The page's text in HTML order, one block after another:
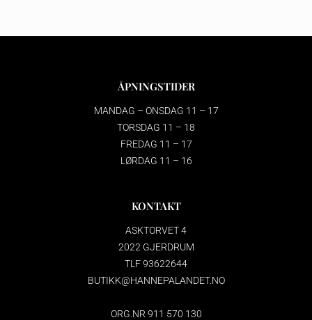
ÅPNINGSTIDER
MANDAG – ONSDAG 11 – 17
TORSDAG 11 – 18
FREDAG 11 – 17
LØRDAG 11 – 16
KONTAKT
ASKTORVET 4
2022 GJERDRUM
TLF 93622644
BUTIKK@HANNEPALANDET.NO
ORG.NR 911 570 130